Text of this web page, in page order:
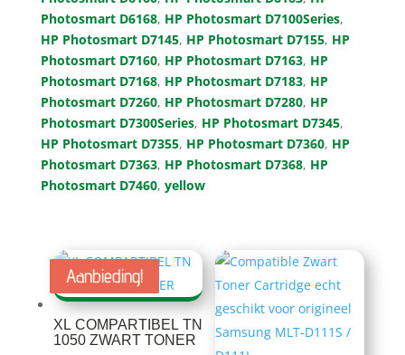
Photosmart D6168, HP Photosmart D7100Series,
HP Photosmart D7145, HP Photosmart D7155, HP
Photosmart D7160, HP Photosmart D7163, HP
Photosmart D7168, HP Photosmart D7183, HP
Photosmart D7260, HP Photosmart D7280, HP
Photosmart D7300Series, HP Photosmart D7345,
HP Photosmart D7355, HP Photosmart D7360, HP
Photosmart D7363, HP Photosmart D7368, HP
Photosmart D7460, yellow
XL COMPARTIBEL TN
1050 ZWART TONER
Aanbieding!
Aanbieding!
Aanbieding!